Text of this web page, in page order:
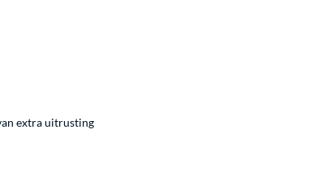
extra uitrusting